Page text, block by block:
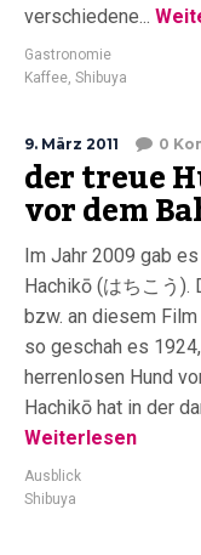
verschiedene...
Gastronomie
Kaffee, Shibuya
9. März 2011 0
der treue
vor dem
Im Jahr 2009 gab
Hachikō (はちこう).
bzw. an diesem
so geschah es
herrenlosen Hund
Hachikō hat in der
Weiterlesen
Ausblick
Shibuya